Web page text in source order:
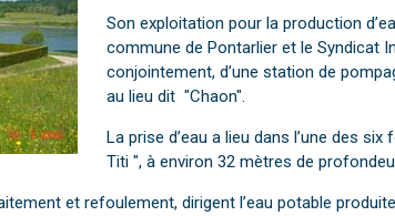
Son exploitation pour la production
commune de Pontarlier et le Syndicat
conjointement, d’une station de
au lieu dit "Chaon".
La prise d’eau a lieu dans l’une des
Titi ", à environ 32 mètres de
et refoulement, dirigent l’eau potable